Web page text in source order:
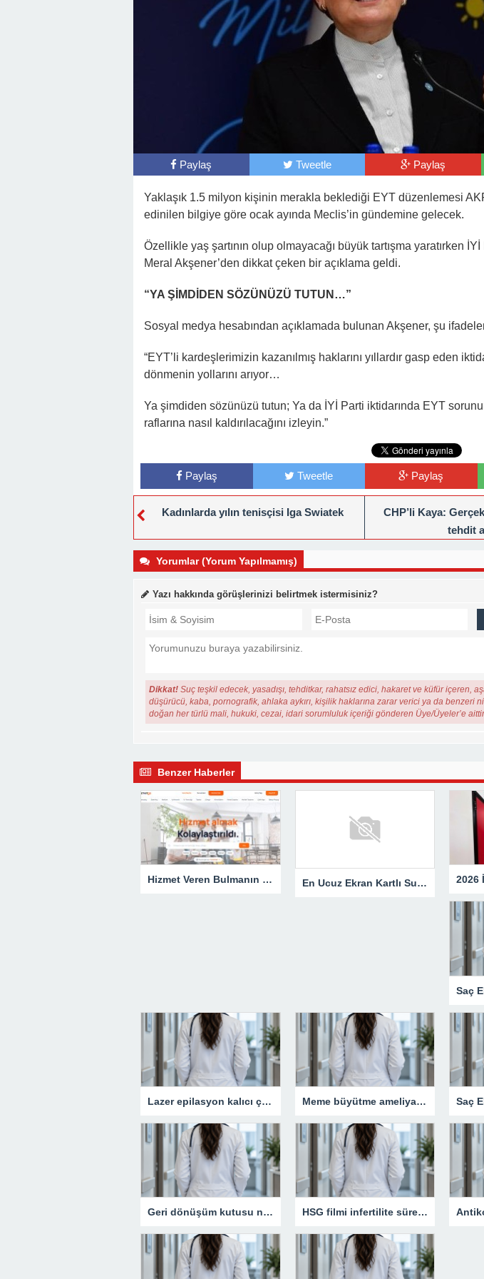
Paylaş Tweetle Paylaş
Yaklaşık 1.5 milyon kişinin merakla beklediği EYT düzenlemesi
edinilen bilgiye göre ocak ayında Meclis’in gündemine gelecek.
Özellikle yaş şartının olup olmayacağı büyük tartışma yaratırken
Meral Akşener’den dikkat çeken bir açıklama geldi.
“YA ŞİMDİDEN SÖZÜNÜZÜ TUTUN…”
Sosyal medya hesabından açıklamada bulunan Akşener, şu
“EYT’li kardeşlerimizin kazanılmış haklarını yıllardır gasp eden
dönmenin yollarını arıyor…
Ya şimdiden sözünüzü tutun; Ya da İYİ Parti iktidarında EYT
raflarına nasıl kaldırılacağını izleyin.”
Paylaş Tweetle Paylaş
Kadınlarda yılın tenisçisi Iga Swiatek
CHP’li Kaya:
tehdit
Yorumlar (Yorum Yapılmamış)
Yazı hakkında görüşlerinizi belirtmek istermisiniz?
Dikkat! Suç teşkil edecek, yasadışı, tehditkar, rahatsız edici, hakaret ve küfür içeren,
düşürücü, kaba, pornografik, ahlaka aykırı, kişilik haklarına zarar verici ya da benzeri
doğan her türlü mali, hukuki, cezai, idari sorumluluk içeriği gönderen Üye/Üyeler’e
Benzer Haberler
Hizmet Veren Bulmanın Kolay Yolu: Tesisatçı ve Elektrikçi Ararken Nelere Dikkat Edilmeli? En Ucuz Ekran Kartlı Sunucu Avantajları
Lazer epilasyon kalıcı çözüm sunar mı? Meme büyütme ameliyatı kimler için uygun bir işlemdir?
Geri dönüşüm kutusu neden günlük yaşamın vazgeçilmezidir? HSG filmi infertilite sürecinde neden kritik bir rol oynar?